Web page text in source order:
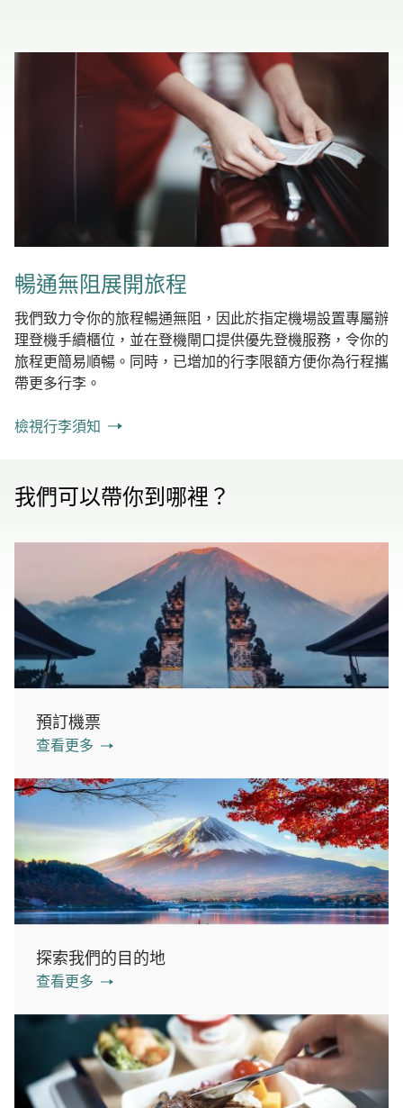
暢通無阻展開旅程
我們致力令你的旅程暢通無阻，因此於指定機場設置專屬辦
理登機手續櫃位，並在登機閘口提供優先登機服務，令你的
旅程更簡易順暢。同時，已增加的行李限額方便你為行程攜
帶更多行李。
檢視行李須知
我們可以帶你到哪裡？
預訂機票
查看更多
探索我們的目的地
查看更多